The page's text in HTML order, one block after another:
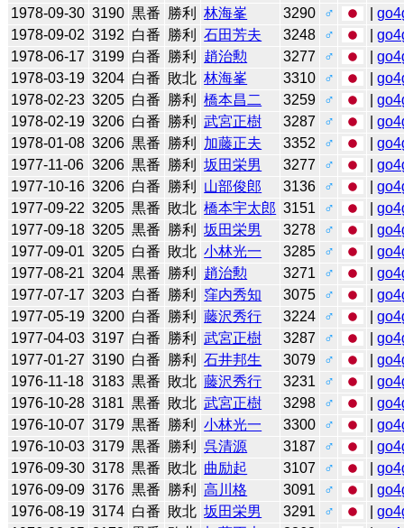
1978-09-30 3190 黒番 勝利 林海峯 3290 ♂ |
1978-09-02 3192 白番 勝利 石田芳夫 3248 ♂ |
1978-06-17 3199 白番 勝利 趙治勲 3277 ♂ |
1978-03-19 3204 白番 敗北 林海峯 3310 ♂ |
1978-02-23 3205 白番 勝利 橋本昌二 3259 ♂ |
1978-02-19 3206 白番 勝利 武宮正樹 3287 ♂ |
1978-01-08 3206 黒番 勝利 加藤正夫 3352 ♂ |
1977-11-06 3206 黒番 勝利 坂田栄男 3277 ♂ |
1977-10-16 3206 白番 勝利 山部俊郎 3136 ♂ |
1977-09-22 3205 黒番 敗北 橋本宇太郎 3151 ♂ |
1977-09-18 3205 黒番 勝利 坂田栄男 3278 ♂ |
1977-09-01 3205 白番 敗北 小林光一 3285 ♂ |
1977-08-21 3204 黒番 勝利 趙治勲 3271 ♂ |
1977-07-17 3203 白番 勝利 窪内秀知 3075 ♂ |
1977-05-19 3200 白番 勝利 藤沢秀行 3224 ♂ |
1977-04-03 3197 白番 勝利 武宮正樹 3287 ♂ |
1977-01-27 3190 白番 勝利 石井邦生 3079 ♂ |
1976-11-18 3183 黒番 敗北 藤沢秀行 3231 ♂ |
1976-10-28 3181 黒番 敗北 武宮正樹 3298 ♂ |
1976-10-07 3179 黒番 勝利 小林光一 3300 ♂ |
1976-10-03 3179 黒番 勝利 呉清源 3187 ♂ |
1976-09-30 3178 黒番 敗北 曲励起 3107 ♂ |
1976-09-09 3176 黒番 勝利 高川格 3091 ♂ |
1976-08-19 3174 白番 敗北 坂田栄男 3291 ♂ |